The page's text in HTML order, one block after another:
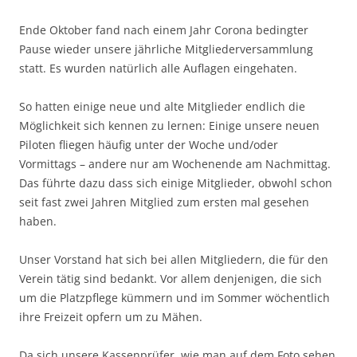
Ende Oktober fand nach einem Jahr Corona bedingter
Pause wieder unsere jährliche Mitgliederversammlung
statt. Es wurden natürlich alle Auflagen eingehaten.
So hatten einige neue und alte Mitglieder endlich die
Möglichkeit sich kennen zu lernen: Einige unsere neuen
Piloten fliegen häufig unter der Woche und/oder
Vormittags – andere nur am Wochenende am Nachmittag.
Das führte dazu dass sich einige Mitglieder, obwohl schon
seit fast zwei Jahren Mitglied zum ersten mal gesehen
haben.
Unser Vorstand hat sich bei allen Mitgliedern, die für den
Verein tätig sind bedankt. Vor allem denjenigen, die sich
um die Platzpflege kümmern und im Sommer wöchentlich
ihre Freizeit opfern um zu Mähen.